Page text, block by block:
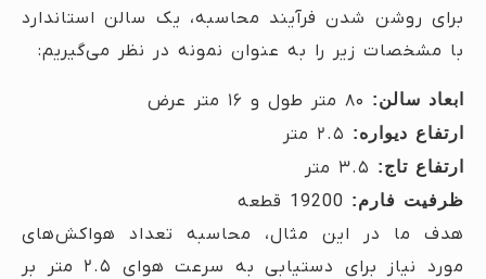
برای روشن شدن فرآیند محاسبه، یک سالن استاندارد
با مشخصات زیر را به عنوان نمونه در نظر می‌گیریم:
ابعاد سالن:
ارتفاع دیواره:
ارتفاع تاج:
ظرفیت فارم: 19200 قطعه
هدف ما در این مثال، محاسبه تعداد هواکش‌های
مورد نیاز برای دستیابی به سرعت هوای ۲.۵ متر بر